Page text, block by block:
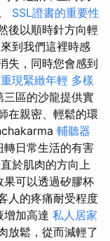
SSL證書的重要性
後以順時針方向輕
到我們這裡時感
失，同時您會感到
現緊緻年輕 多樣
三區的沙龍提供實
在親密、輕鬆的環
輔聽器
轉日常生活的有害
於肌肉的方向上
果可以透過矽膠杯
人的疼痛耐受程度
增加高達 私人居家
放鬆，從而減輕了